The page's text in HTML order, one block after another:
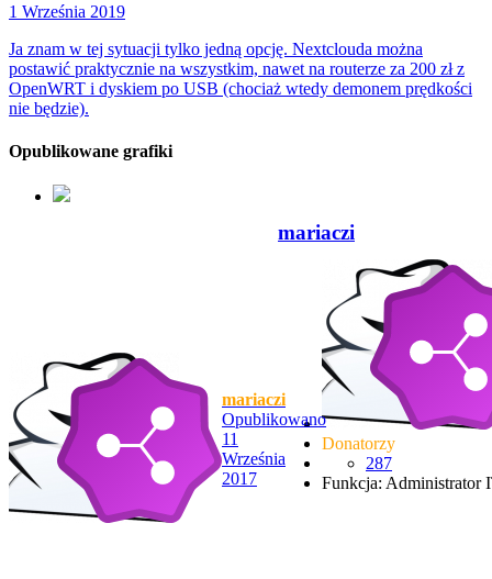
1 Września 2019
Ja znam w tej sytuacji tylko jedną opcję. Nextclouda można
postawić praktycznie na wszystkim, nawet na routerze za 200 zł z
OpenWRT i dyskiem po USB (chociaż wtedy demonem prędkości
nie będzie).
Opublikowane grafiki
mariaczi
Opublikowano
11
Września
2017
mariaczi
Donatorzy
287
Funkcja: Administrator